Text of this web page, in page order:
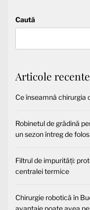
Caută
Articole recente
Ce înseamnă chirurgia
Robinetul de grădină
un sezon întreg de
Filtrul de impurități:
centralei termice
Chirurgie robotică în